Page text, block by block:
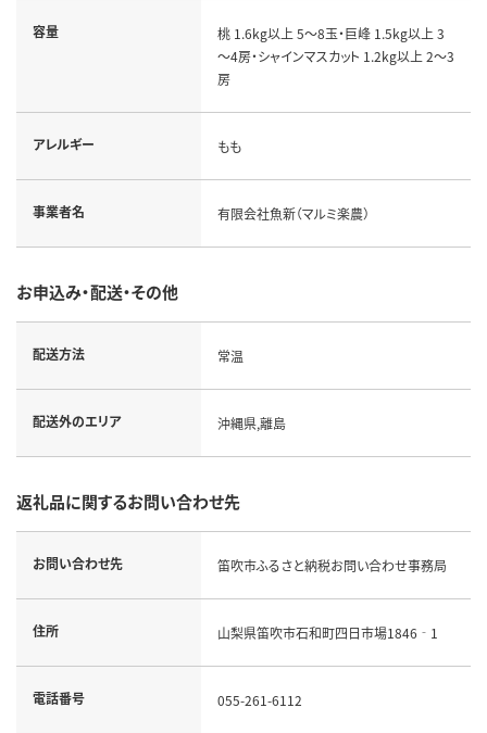
容量
桃 1.6kg以上 5～8玉・巨峰 1.5kg以上 3
～4房・シャインマスカット 1.2kg以上 2～3
房
アレルギー もも
事業者名 有限会社魚新（マルミ楽農）
お申込み・配送・その他
配送方法 常温
配送外のエリア 沖縄県,離島
返礼品に関するお問い合わせ先
お問い合わせ先 笛吹市ふるさと納税お問い合わせ事務局
住所 山梨県笛吹市石和町四日市場1846‐1
電話番号 055-261-6112